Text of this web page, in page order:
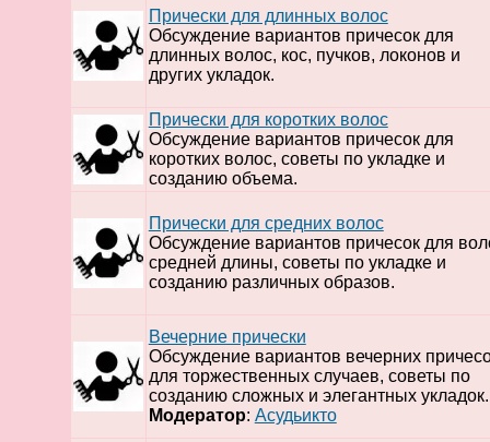
Прически для длинных волос
Обсуждение вариантов причесок для
длинных волос, кос, пучков, локонов и
других укладок.
Прически для коротких волос
Обсуждение вариантов причесок для
коротких волос, советы по укладке и
созданию объема.
Прически для средних волос
Обсуждение вариантов причесок для
средней длины, советы по укладке и
созданию различных образов.
Вечерние прически
Обсуждение вариантов вечерних
для торжественных случаев, советы по
созданию сложных и элегантных укладок.
Модератор: Асудьикто